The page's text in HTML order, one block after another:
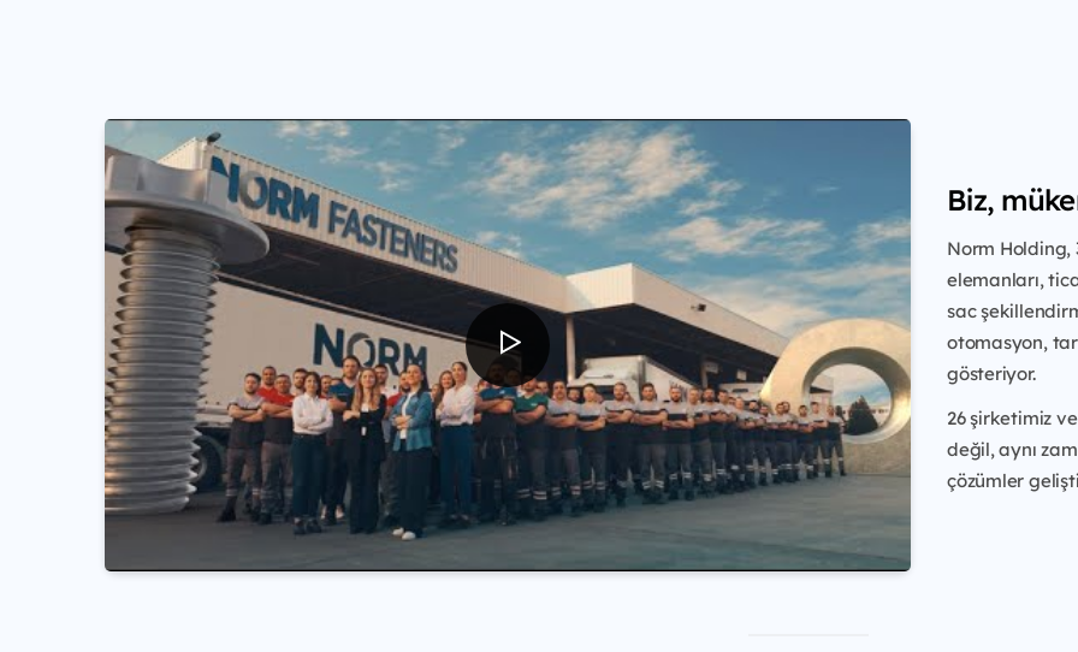
Biz,
Norm Holding,
elemanları,
sac
otomasyon,
gösteriyor.
26 şirketimiz
değil, aynı
çözümler